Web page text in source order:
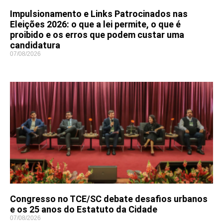
Impulsionamento e Links Patrocinados nas
Eleições 2026: o que a lei permite, o que é
proibido e os erros que podem custar uma
candidatura
07/08/2026
Congresso no TCE/SC debate desafios urbanos
e os 25 anos do Estatuto da Cidade
07/08/2026